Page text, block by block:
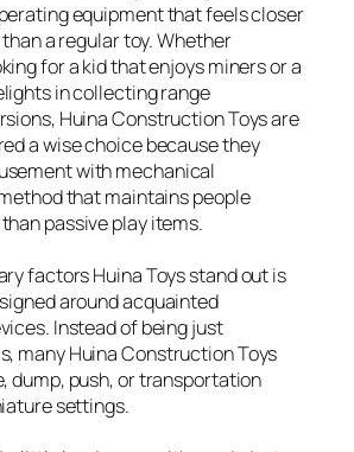
equipment that feels closer
a regular toy. Whether
for a kid that enjoys miners or a
in collecting range
Huina Construction Toys are
a wise choice because they
with mechanical
that maintains people
passive play items.
factors Huina Toys stand out is
around acquainted
Instead of being just
many Huina Construction Toys
dump, push, or transportation
settings.